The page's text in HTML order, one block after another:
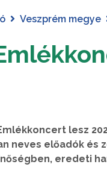
Veszprém megye
lesz
neves előadók és
eredeti